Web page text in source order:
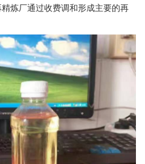
炼厂通过收费调和形成主要的再